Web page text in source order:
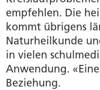
empfehlen. Die
kommt übrigens
Naturheilkunde
in vielen
Anwendung.
Beziehung.